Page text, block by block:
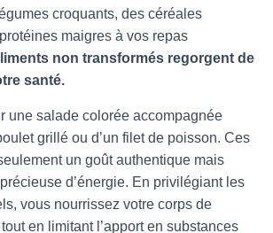
croquants, des céréales
maigres à vos repas
non transformés regorgent de
santé.
une salade colorée accompagnée
grillé ou d’un filet de poisson. Ces
un goût authentique mais
d’énergie. En privilégiant les
vous nourrissez votre corps de
en limitant l’apport en substances